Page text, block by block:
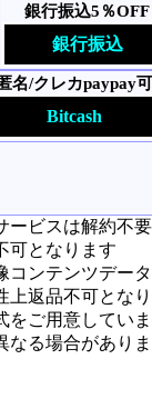
銀行振込5％OFF
銀行振込
名/クレカpaypay可
Bitcash
ービスは解約不
可となります
コンテンツデー
上返品不可とな
ご用意してい
なる場合があり